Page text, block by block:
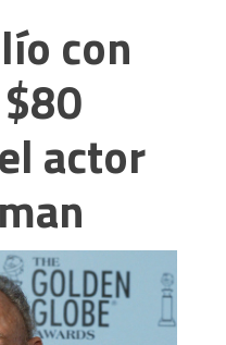
con
actor